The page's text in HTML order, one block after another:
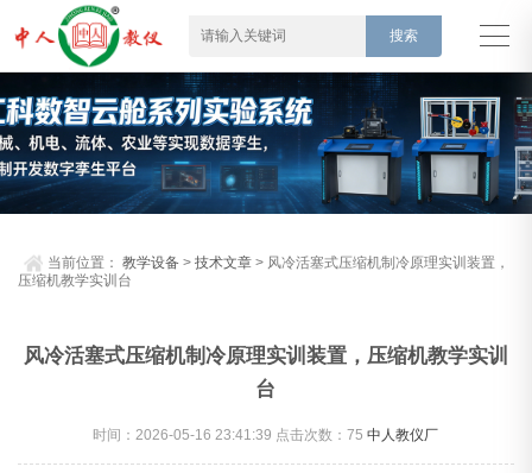
当前位置：教学设备 >技术文章 > 风冷活塞式压缩机制冷原理实训装置，
压缩机教学实训台
风冷活塞式压缩机制冷原理实训装置，压缩机教学实训
台
时间：2026-05-16 23:41:39 点击次数：75中人教仪厂